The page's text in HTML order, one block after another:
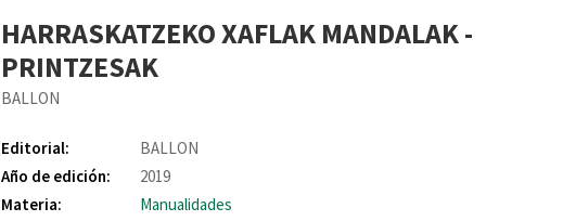
HARRASKATZEKO XAFLAK MANDALAK -
PRINTZESAK
BALLON
Editorial:
BALLON
Año de edición:
2019
Materia:
Manualidades